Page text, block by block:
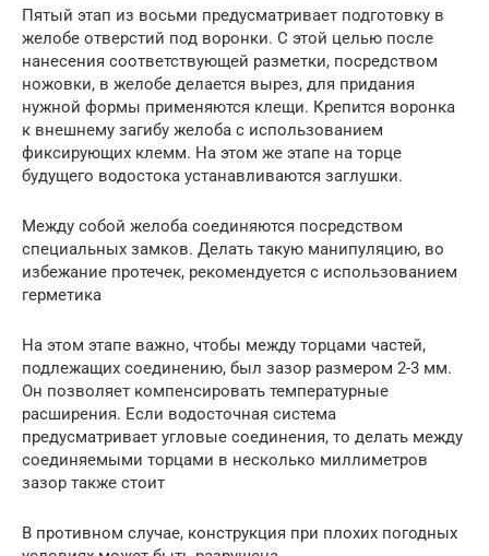
Пятый этап из восьми предусматривает подготовку в
желобе отверстий под воронки. С этой целью после
нанесения соответствующей разметки, посредством
ножовки, в желобе делается вырез, для придания
нужной формы применяются клещи. Крепится воронка
к внешнему загибу желоба с использованием
фиксирующих клемм. На этом же этапе на торце
будущего водостока устанавливаются заглушки.
Между собой желоба соединяются посредством
специальных замков. Делать такую манипуляцию, во
избежание протечек, рекомендуется с использованием
герметика
На этом этапе важно, чтобы между торцами частей,
подлежащих соединению, был зазор размером 2-3 мм.
Он позволяет компенсировать температурные
расширения. Если водосточная система
предусматривает угловые соединения, то делать между
соединяемыми торцами в несколько миллиметров
зазор также стоит
В противном случае, конструкция при плохих погодных